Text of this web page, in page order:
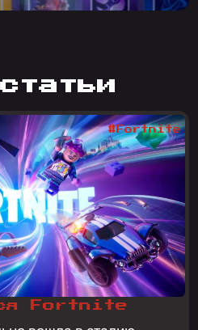
Fortnite
#Fortnite